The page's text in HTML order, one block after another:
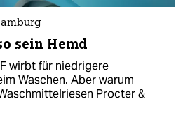
sein Hemd
wirbt für niedrigere
Waschen. Aber warum
Procter &